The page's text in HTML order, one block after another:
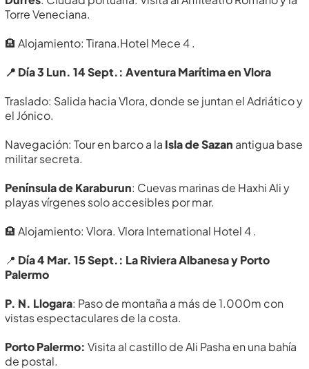
Torre Veneciana.
🏨 Alojamiento: Tirana.Hotel Mece 4 .
📍 Día 3 Lun. 14 Sept.: Aventura Marítima en Vlora
Traslado: Salida hacia Vlora, donde se juntan el Adriático y
el Jónico.
Navegación: Tour en barco a la Isla de Sazan antigua base
militar secreta.
Península de Karaburun: Cuevas marinas de Haxhi Ali y
playas vírgenes solo accesibles por mar.
🏨 Alojamiento: Vlora. Vlora International Hotel 4 .
📍 Día 4 Mar. 15 Sept.: La Riviera Albanesa y Porto
Palermo
P. N. Llogara: Paso de montaña a más de 1.000m con
vistas espectaculares de la costa.
Porto Palermo: Visita al castillo de Ali Pasha en una bahía
de postal.